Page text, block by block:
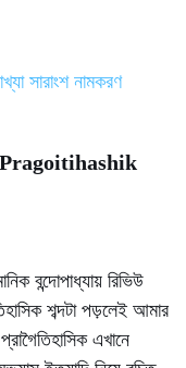
| Pragoitihashik
বন্দোপাধ্যায় রিভিউ
শব্দটা পড়লেই আমার
এখানে